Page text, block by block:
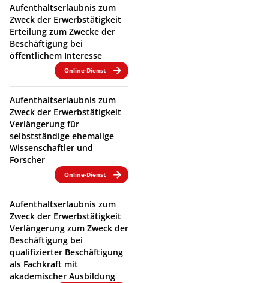
Aufenthaltserlaubnis zum
Zweck der Erwerbstätigkeit
Erteilung zum Zwecke der
Beschäftigung bei
öffentlichem Interesse
Online-Dienst
Aufenthaltserlaubnis zum
Zweck der Erwerbstätigkeit
Verlängerung für
selbstständige ehemalige
Wissenschaftler und
Forscher
Online-Dienst
Aufenthaltserlaubnis zum
Zweck der Erwerbstätigkeit
Verlängerung zum Zweck der
Beschäftigung bei
qualifizierter Beschäftigung
als Fachkraft mit
akademischer Ausbildung